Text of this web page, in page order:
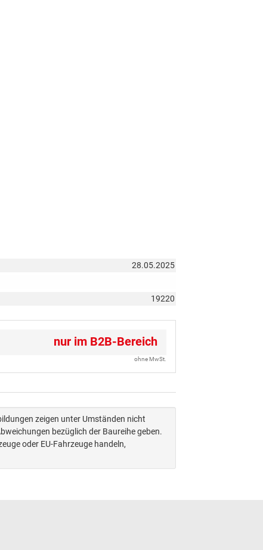
28.05.2025
19220
nur im B2B-Bereich
ohne MwSt.
zeigen unter Umständen nicht
bezüglich der Baureihe geben.
oder EU-Fahrzeuge handeln,